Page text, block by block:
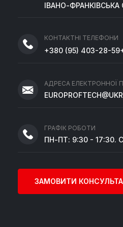
ІВАНО-ФРАНКІВСЬКА
КОНТАКТНІ ТЕЛЕФОНИ
+380 (95) 403-28-59
АДРЕСА ЕЛЕКТРОННОЇ
ГРАФІК РОБОТИ
ПН-ПТ: 9:30 - 17:30.
ЗАМОВИТИ